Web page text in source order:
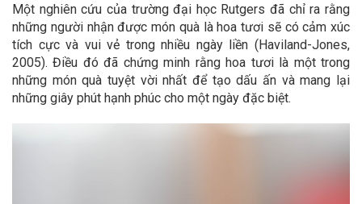
Một nghiên cứu của trường đại học Rutgers đã chỉ ra rằng
những người nhận được món quà là hoa tươi sẽ có cảm xúc
tích cực và vui vẻ trong nhiều ngày liền (Haviland-Jones,
2005). Điều đó đã chứng minh rằng hoa tươi là một trong
những món quà tuyệt vời nhất để tạo dấu ấn và mang lại
những giây phút hạnh phúc cho một ngày đặc biệt.